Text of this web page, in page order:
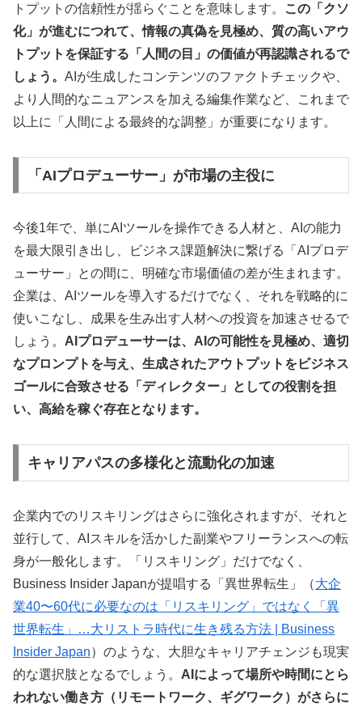
トプットの信頼性が揺らぐことを意味します。
この「クソ
化」が進むにつれて、情報の真偽を見極め、質の高いアウ
トプットを保証する「人間の目」の価値が再認識されるで
しょう。 AIが生成したコンテンツのファクトチェックや、
より人間的なニュアンスを加える編集作業など、これまで
以上に「人間による最終的な調整」が重要になります。
「AIプロデューサー」が市場の主役に
今後1年で、単にAIツールを操作できる人材と、AIの能力
を最大限引き出し、ビジネス課題解決に繋げる「AIプロデ
ューサー」との間に、明確な市場価値の差が生まれます。
企業は、AIツールを導入するだけでなく、それを戦略的に
使いこなし、成果を生み出す人材への投資を加速させるで
しょう。 AIプロデューサーは、AIの可能性を見極め、適切
なプロンプトを与え、生成されたアウトプットをビジネス
ゴールに合致させる「ディレクター」としての役割を担
い、高給を稼ぐ存在となります。
キャリアパスの多様化と流動化の加速
企業内でのリスキリングはさらに強化されますが、それと
並行して、AIスキルを活かした副業やフリーランスへの転
身が一般化します。「リスキリング」だけでなく、
Business Insider Japanが提唱する「異世界転生」（大企
業40〜60代に必要なのは「リスキリング」ではなく「異
世界転生」…大リストラ時代に生き残る方法 | Business
Insider Japan）のような、大胆なキャリアチェンジも現実
的な選択肢となるでしょう。 AIによって場所や時間にとら
われない働き方（リモートワーク、ギグワーク）がさらに